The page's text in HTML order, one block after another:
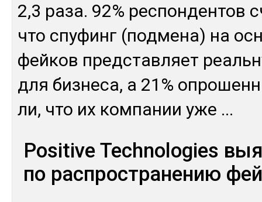
2,3 ра­за. 92% рес­пон­ден­тов
что спу­финг (под­ме­на) на
фей­ков пред­став­ляет
для биз­не­са, а 21%
ли, что их ком­па­нии уже ...
Positive Technologies
по распространению